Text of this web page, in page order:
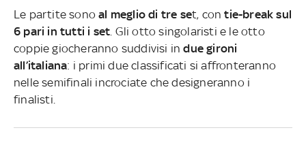
Le partite sonoal meglio di tre set, contie-break sul
6 pari in tutti i set. Gli otto singolaristi e le otto
coppie giocheranno suddivisi indue gironi
all’italiana: i primi due classificati si affronteranno
nelle semifinali incrociate che designeranno i
finalisti.